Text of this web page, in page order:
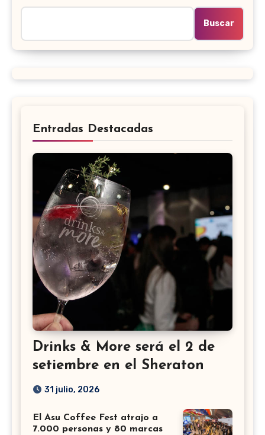
Buscar
Entradas Destacadas
Drinks & More será el 2 de
setiembre en el Sheraton
31 julio, 2026
El Asu Coffee Fest atrajo a
7.000 personas y 80 marcas